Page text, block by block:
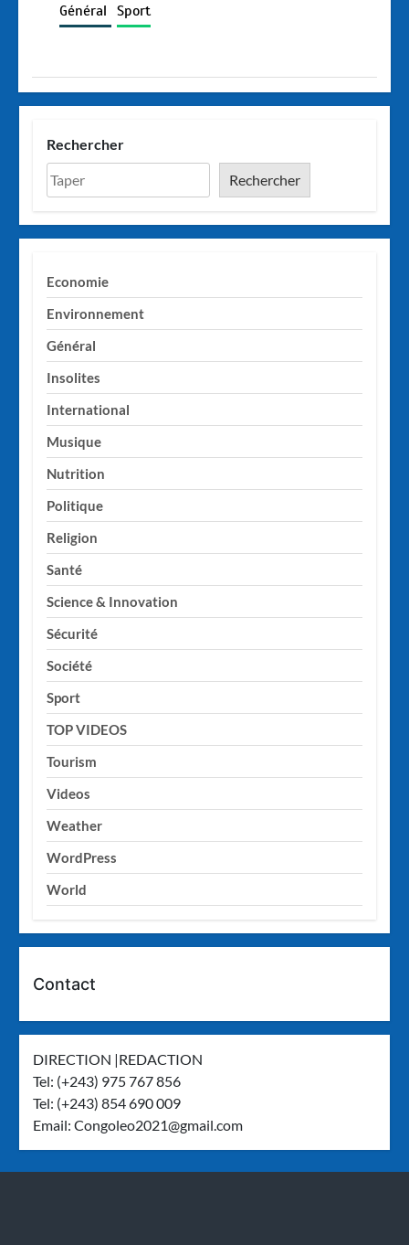
Général Sport
Rechercher
Rechercher
Economie
Environnement
Général
Insolites
International
Musique
Nutrition
Politique
Religion
Santé
Science & Innovation
Sécurité
Société
Sport
TOP VIDEOS
Tourism
Videos
Weather
WordPress
World
Contact
DIRECTION |REDACTION
Tel: (+243) 975 767 856
Tel: (+243) 854 690 009
Email:Congoleo2021@gmail.com